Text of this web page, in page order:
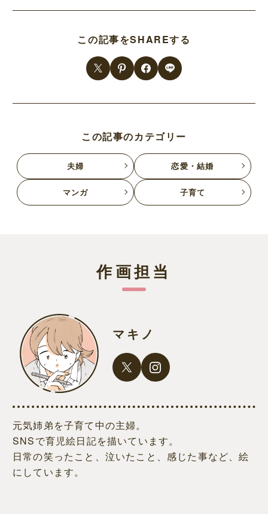
この記事をSHAREする
この記事のカテゴリー
夫婦 恋愛・結婚
マンガ 子育て
作画担当
マキノ
元気姉弟を子育て中の主婦。
SNSで育児絵日記を描いています。
日常の笑ったこと、泣いたこと、感じた事など、絵
にしています。